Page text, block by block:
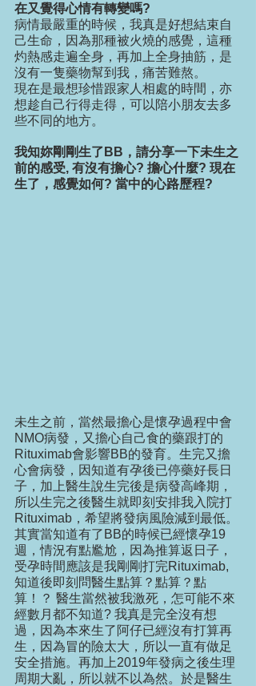
在又覺得心情有轉變嗎?
病情最嚴重的時候，我真是好想結束自
己生命，因為那種被火燒的感覺，這種
灼熱感走遍全身，再加上全身抽筋，是
沒有一隻藥物幫到我，痛苦難熬。
現在是最想珍惜跟家人相處的時間，亦
想趁自己行得走得，可以陪小朋友去多
些不同的地方。
我知妳剛剛生了BB，請分享一下未生之
前的感受, 有沒有擔心? 擔心什麼? 現在
生了，感覺如何? 當中的心路歷程?
未生之前，當然最擔心是懷孕過程中會
NMO病發，又擔心自己食的藥跟打的
Rituximab會影響BB的發育。生完又擔
心會病發，因知道有孕後已停藥好長日
子，加上醫生說生完後是病發高峰期，
所以生完之後醫生就即刻安排我入院打
Rituximab，希望將發病風險減到最低。
其實當知道有了BB的時候已經懷孕19
週，情況有點尷尬，因為推算返日子，
受孕時間應該是我剛剛打完Rituximab,
知道後即刻問醫生點算？點算？點
算！？ 醫生當然被我激死，怎可能不來
經數月都不知道? 我真是完全沒有想
過，因為本來生了阿仔已經沒有打算再
生，因為冒的險太大，所以一直有做足
安全措施。再加上2019年發病之後生理
周期大亂，所以就不以為然。於是醫生